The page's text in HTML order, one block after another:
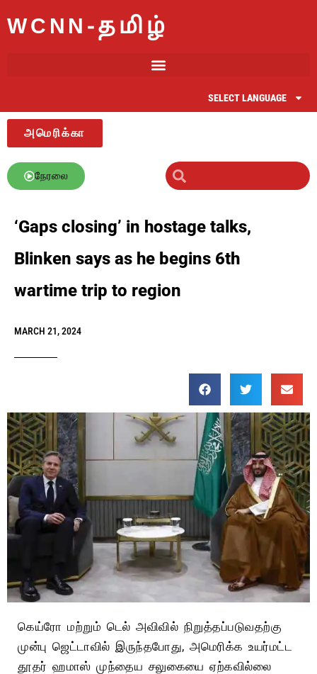
WCNN-தமிழ்
SELECT LANGUAGE
அமெரிக்கா
நேரலை
‘Gaps closing’ in hostage talks,
Blinken says as he begins 6th
wartime trip to region
MARCH 21, 2024
கெய்ரோ மற்றும் டெல் அவிவில் நிறுத்தப்படுவதற்கு
முன்பு ஜெட்டாவில் இருந்தபோது, அமெரிக்க உயர்மட்ட
தூதர் ஹமாஸ் முந்தைய சலுகையை ஏற்கவில்லை